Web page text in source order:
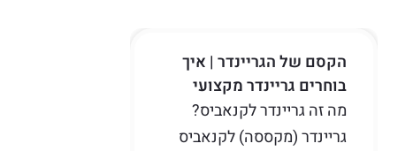
הקסם של הגריינדר | איך
בוחרים גריינדר מקצועי
מה זה גריינדר לקנאביס?
גריינדר (מקססה) לקנאביס